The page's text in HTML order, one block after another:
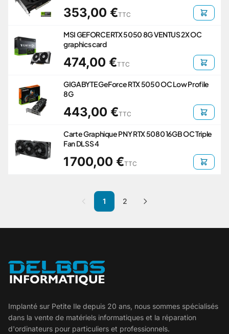
353,00 €TTC
MSI GEFORCE RTX 5050 8G VENTUS 2X OC
graphics card
474,00 €TTC
GIGABYTE GeForce RTX 5050 OC Low Profile
8G
443,00 €TTC
Carte Graphique PNY RTX 5080 16GB OC Triple
Fan DLSS 4
1 700,00 €TTC
1 2
Implanté sur Petite Ile depuis 20 ans, nous sommes spécialisés
dans la vente de matériels informatiques et la réparation
d'ordinateurs pour particuliers et professionnels.